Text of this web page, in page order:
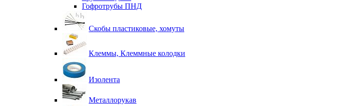
Гофротрубы ПНД
Скобы пластиковые, хомуты
Клеммы, Клеммные колодки
Изолента
Металлорукав